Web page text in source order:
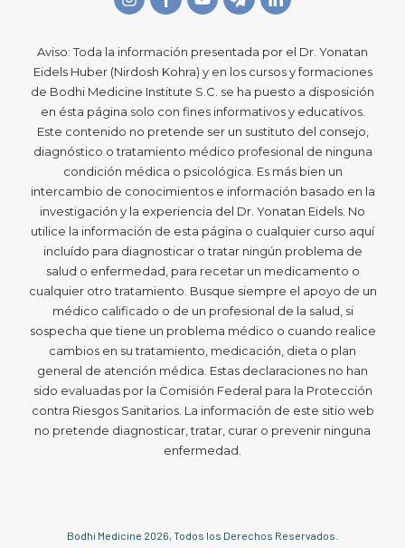
Aviso: Toda la información presentada por el Dr. Yonatan
Eidels Huber (Nirdosh Kohra) y en los cursos y formaciones
de Bodhi Medicine Institute S.C. se ha puesto a disposición
en ésta página solo con fines informativos y educativos.
Este contenido no pretende ser un sustituto del consejo,
diagnóstico o tratamiento médico profesional de ninguna
condición médica o psicológica. Es más bien un
intercambio de conocimientos e información basado en la
investigación y la experiencia del Dr. Yonatan Eidels. No
utilice la información de esta página o cualquier curso aquí
incluído para diagnosticar o tratar ningún problema de
salud o enfermedad, para recetar un medicamento o
cualquier otro tratamiento. Busque siempre el apoyo de un
médico calificado o de un profesional de la salud, si
sospecha que tiene un problema médico o cuando realice
cambios en su tratamiento, medicación, dieta o plan
general de atención médica. Estas declaraciones no han
sido evaluadas por la Comisión Federal para la Protección
contra Riesgos Sanitarios. La información de este sitio web
no pretende diagnosticar, tratar, curar o prevenir ninguna
enfermedad.
Bodhi Medicine 2026, Todos los Derechos Reservados.